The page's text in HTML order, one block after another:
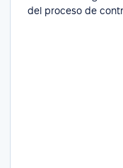
del proceso de